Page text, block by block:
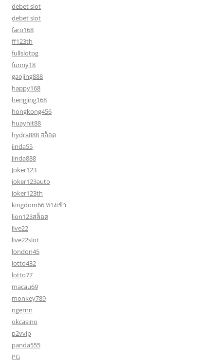
debet slot
debet slot
faro168
ff123th
fullslotpg
funny18
gaojing888
happy168
hengjing168
hongkong456
huayhit88
hydra888 สล็อต
jinda55
jinda888
Joker123
joker123auto
joker123th
kingdom66 ทางเข้า
lion123สล็อต
live22
live22slot
london45
lotto432
lotto77
macau69
monkey789
ngernn
okcasino
p2vvip
panda555
PG